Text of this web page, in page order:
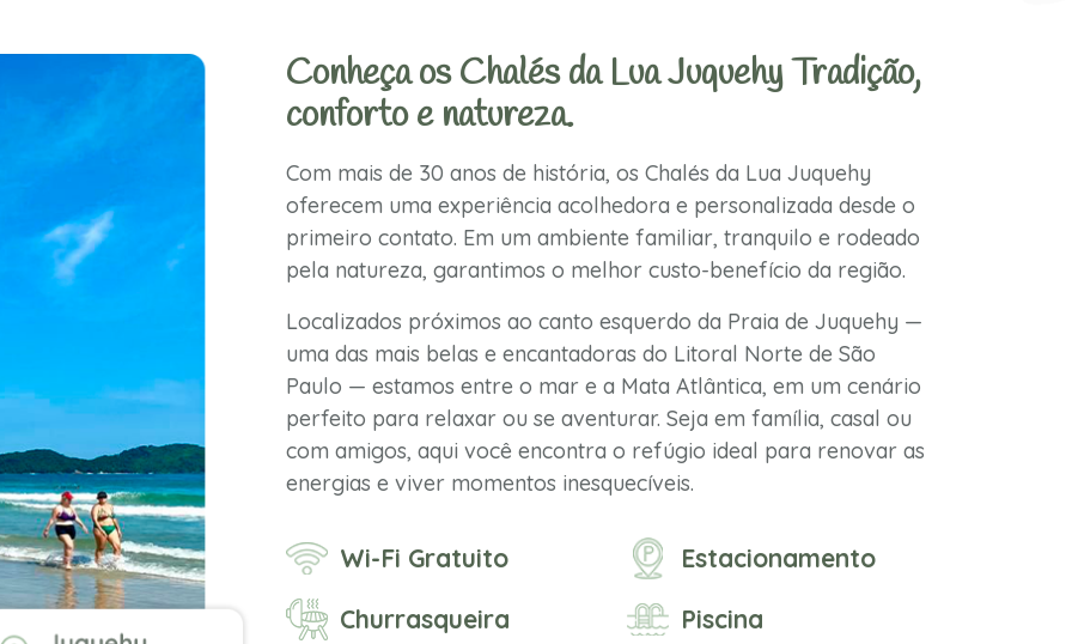
Conheça os Chalés da Lua Juquehy Tradição,
conforto e natureza.
Com mais de 30 anos de história, os Chalés da Lua Juquehy
oferecem uma experiência acolhedora e personalizada desde o
primeiro contato. Em um ambiente familiar, tranquilo e rodeado
pela natureza, garantimos o melhor custo-benefício da região.
Localizados próximos ao canto esquerdo da Praia de Juquehy —
uma das mais belas e encantadoras do Litoral Norte de São
Paulo — estamos entre o mar e a Mata Atlântica, em um cenário
perfeito para relaxar ou se aventurar. Seja em família, casal ou
com amigos, aqui você encontra o refúgio ideal para renovar as
energias e viver momentos inesquecíveis.
Wi-Fi Gratuito
Estacionamento
Churrasqueira
Piscina